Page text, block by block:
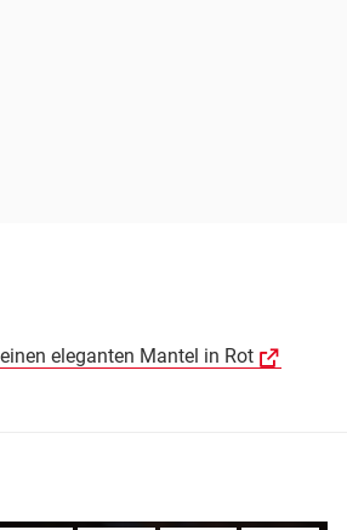
eleganten Mantel in Rot